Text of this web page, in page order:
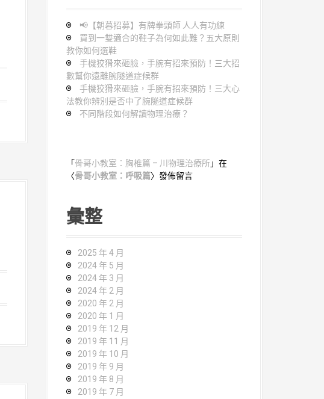
📢【朝暮招募】有牌拳頭師 人人有功練
買到一雙適合的鞋子為何如此難？五大原則
教你如何選鞋
手機狡猾來砸臉，手腕有招來預防！三大招
數幫你遠離腕隧道症候群
手機狡猾來砸臉，手腕有招來預防！三大心
法教你辨別是否中了腕隧道症候群
不同階段如何解讀物理治療？
「 骨哥小教室：胸椎篇 – 川物理治療所」在
〈骨哥小教室：呼吸篇〉發佈留言
彙整
2025 年 4 月
2024 年 5 月
2024 年 3 月
2024 年 2 月
2020 年 2 月
2020 年 1 月
2019 年 12 月
2019 年 11 月
2019 年 10 月
2019 年 9 月
2019 年 8 月
2019 年 7 月